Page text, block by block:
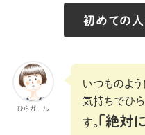
初めての
ひらガール
いつものよう
気持ちでひ
す。
「絶対